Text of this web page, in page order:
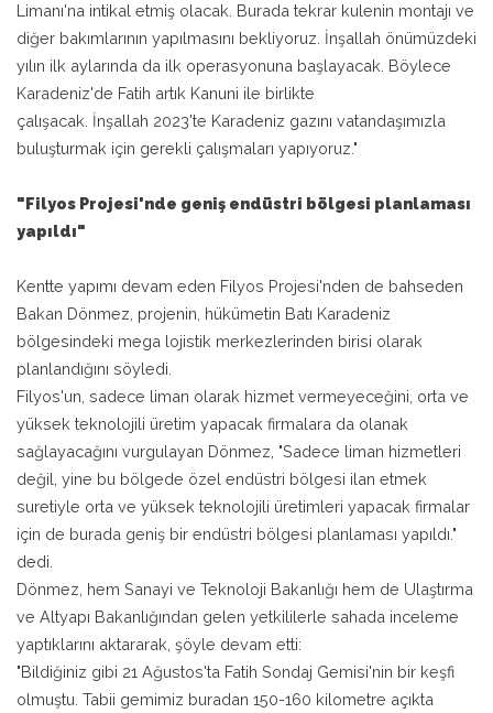
Limanı'na intikal etmiş olacak. Burada tekrar kulenin montajı ve
diğer bakımlarının yapılmasını bekliyoruz. İnşallah önümüzdeki
yılın ilk aylarında da ilk operasyonuna başlayacak. Böylece
Karadeniz'de Fatih artık Kanuni ile birlikte
çalışacak. İnşallah 2023'te Karadeniz gazını vatandaşımızla
buluşturmak için gerekli çalışmaları yapıyoruz."
"Filyos Projesi'nde geniş endüstri bölgesi planlaması
yapıldı"
Kentte yapımı devam eden Filyos Projesi'nden de bahseden
Bakan Dönmez, projenin, hükümetin Batı Karadeniz
bölgesindeki mega lojistik merkezlerinden birisi olarak
planlandığını söyledi.
Filyos'un, sadece liman olarak hizmet vermeyeceğini, orta ve
yüksek teknolojili üretim yapacak firmalara da olanak
sağlayacağını vurgulayan Dönmez, "Sadece liman hizmetleri
değil, yine bu bölgede özel endüstri bölgesi ilan etmek
suretiyle orta ve yüksek teknolojili üretimleri yapacak firmalar
için de burada geniş bir endüstri bölgesi planlaması yapıldı."
dedi.
Dönmez, hem Sanayi ve Teknoloji Bakanlığı hem de Ulaştırma
ve Altyapı Bakanlığından gelen yetkililerle sahada inceleme
yaptıklarını aktararak, şöyle devam etti:
"Bildiğiniz gibi 21 Ağustos'ta Fatih Sondaj Gemisi'nin bir keşfi
olmuştu. Tabii gemimiz buradan 150-160 kilometre açıkta